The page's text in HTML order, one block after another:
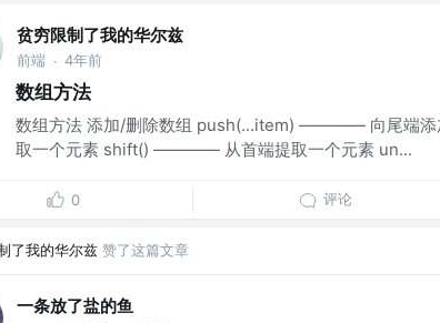
贫穷限制了我的华尔兹
前端 · 4年前
数组方法
数组方法 添加/删除数组 push(...item) ———— 向尾端
取一个元素 shift() ———— 从首端提取一个元素 un...
0 评论
了我的华尔兹 赞了这篇文章
一条放了盐的鱼